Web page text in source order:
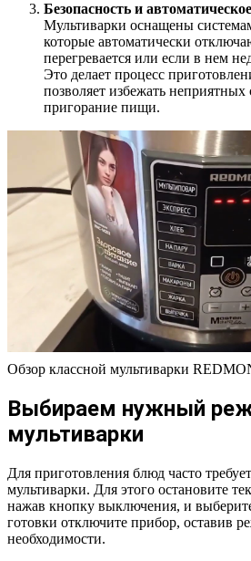
Безопасность и
Мультиварки оснащены
которые автоматически
перегревается или если в нем
Это делает процесс
позволяет избежать
пригорание пищи.
Обзор классной мультиварки
Выбираем нужный
мультиварки
Для приготовления блюд часто
мультиварки. Для этого остановите
нажав кнопку выключения, и
готовки отключите прибор, оставив
необходимости.